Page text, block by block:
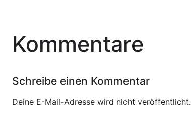
Kommentare
Schreibe einen Kommentar
Deine E-Mail-Adresse wird nicht veröffentlicht.